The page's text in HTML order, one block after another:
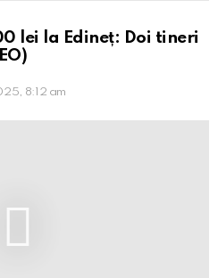
lei la Edineț: Doi tineri
8:12 am